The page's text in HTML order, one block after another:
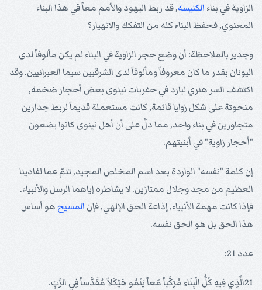
الزاوية في بناء الكنيسة, قد ربط اليهود والأمم معاً في هذا البناء
المعنوي, فحفظ البناء كله من التفكك والانهيار؟
وجدير بالملاحظة: أن وضع حجر الزاوية في البناء لم يكن مألوفاً لدى
اليونان بقدر ما كان معروفاً ومألوفاً لدى الشرقيين سيما العبرانيين. وقد
اكتشف السر هنري ليارد في حفريات نينوى بعض أحجار ضخمة,
منحوتة على شكل زوايا قائمة, كانت مستعملة قديماً لربط جدارين
متجاورين في بناء واحد, مما دلَّ على أن أهل نينوى كانوا يضعون
"أحجار زاوية" في أبنيتهم.
إن كلمة "نفسه" الواردة بعد اسم المخلص المجيد, تنمّ عما لفادينا
العظيم من مجد وجلال ممتازين. لا يشاطره إياهما الرسل والأنبياء.
فإذا كانت مهمة الأنبياء, إذاعة الحق الإلهي, فإن المسيح هو أساس
هذا الحق بل هو الحق نفسه.
عدد 21:
21الَّذِي فِيهِ كُلُّ الْبِنَاءِ مُرَكَّباً مَعاً يَنْمُو هَيْكَلاً مُقَدَّساً فِي الرَّبِّ.